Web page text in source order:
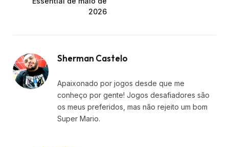
2026
Sherman Castelo
Apaixonado por jogos desde que me
conheço por gente! Jogos desafiadores são
os meus preferidos, mas não rejeito um bom
Super Mario.